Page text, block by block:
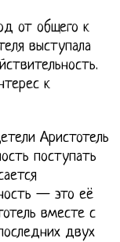
от общего к
выступала
к
Аристотель
поступать
— это её
вместе с
двух